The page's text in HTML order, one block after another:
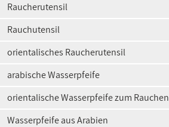
Raucherutensil
Rauchutensil
orientalisches Raucherutensil
arabische Wasserpfeife
orientalische Wasserpfeife zum Rauchen
Wasserpfeife aus Arabien